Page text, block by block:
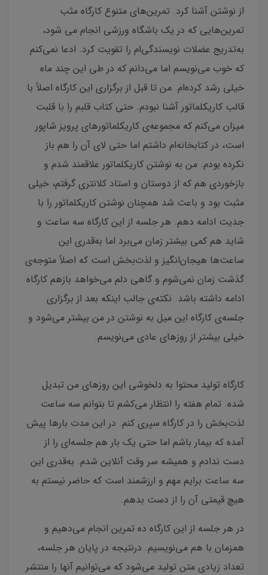
از نوشتن آشنا کرد‌. تمرین‌های متنوع کارگاه مثب
تمرین‌هایی که در یک باشگاه ورزشی انجام می شود،
به‌تدریج عضلات نویسندگی‌ام را تقویت کرد. ادعا نمی‌کنم
که خوب می‌نویسم اما می‌دانم که در طی این چند ماه
خیلی رشد کرده‌ام. من تا قبل از برگزاری این کارگاه اصلاً با
قالب کاریکلماتور آشنا نبودم. حتی کتاب قلبم را با قلبت
میزان می‌کنم که مجموعه‌ی کاریکلماتورهای پرویز شاپور
است، در کتابخانه‌ام داشتم اما حتی لای آن را هم باز
نکرده بودم. من به نوشتن کاریکلماتور علاقمند شدم و
بازخوردی هم که از دوستان و استاد کلانتری گرفتم، خیلی
مثبت بود و باعث شد همچنان نوشتن کاریکلماتور را با
جدیت ادامه دهم. هر جلسه از این کارگاه سه ساعت و
شاید هم کمی بیشتر زمان می‌برد اما به‌قدری این
ساعت‌ها هیجان‌انگیز و لذت‌بخش است که اصلاً متوجه‌ی
گذشت زمان نمی‌شوم و گاهی دلم می‌خواهد بازهم کارگاه
ادامه داشته باشد. نکته‌ی جالب اینکه بعد از برگزاری
جلسه‌ی کارگاه این میل به نوشتن در من بیشتر می‌شود و
خیلی بیشتر از روزهای عادی می‌نویسم.
کارگاه تولید محتوا به دلخوشی این روزهای من تبدیل
شده. تمام هفته را انتظار می‌کشم تا بتوانم سه ساعت
لذت‌بخش را در کارگاه سپری کنم. در این مدت بارها پیش‌
آمده که بیمار باشم اما حتی یک بار هم جلسه‌ای را از
دست ندادم و همیشه سر وقت آنلاین شدم. به‌قدری این
سه ساعت برایم مهم و ارزشمند است که حاضر نیستم به
هیچ قیمتی آن را از دست بدهم.
در هر جلسه از این کارگاه ده تمرین انجام می‌دهیم و
همزمان با هم می‌نویسیم. درنتیجه در پایان هر جلسه،
تعداد زیادی متن تولید می‌شود که می‌توانیم آنها را منتشر